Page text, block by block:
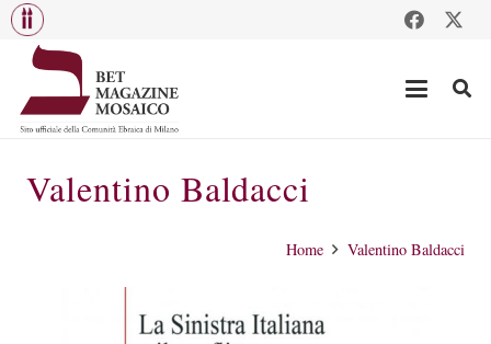
Valentino Baldacci
Home Valentino Baldacci